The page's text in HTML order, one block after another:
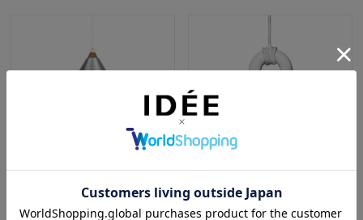
BERG LAMP Aluminium
￥29,900
MOLLE CEILING LAMP
￥24,900